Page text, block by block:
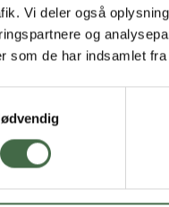
Vi deler også
og
som de har indsamlet
Sammen med de
CFU
ansatte
MEDST
Selvom
taget allerede i
deres medlemmer
sammen med